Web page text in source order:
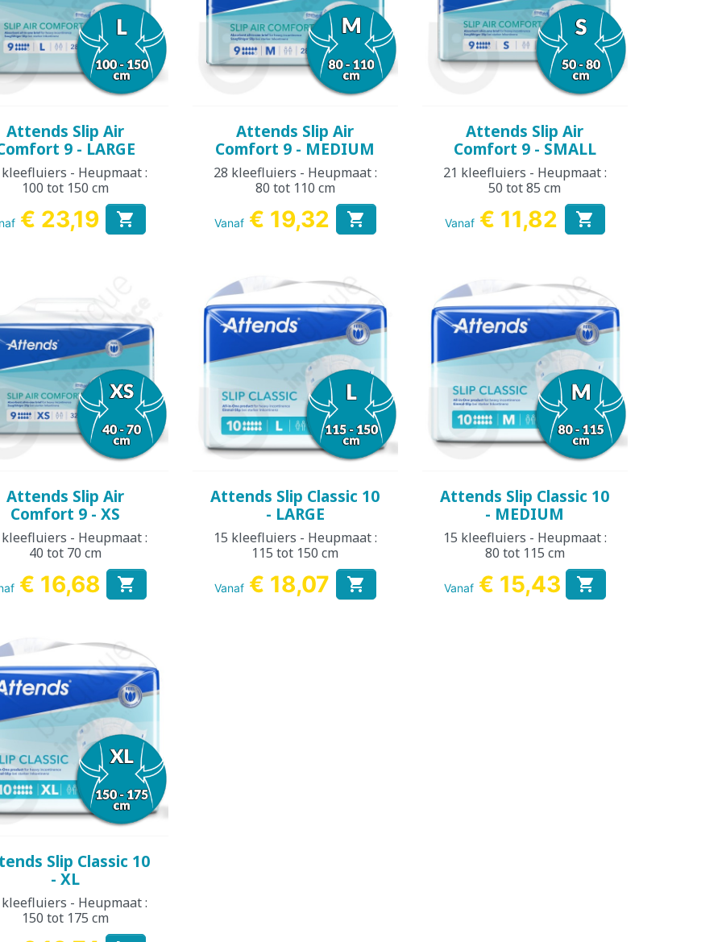
Snel bekijken
Attends Slip Air
9 - LARGE
- Heupmaat :
100 tot 150 cm
€ 23,19 
Snel bekijken
Attends Slip Air
Comfort 9 - MEDIUM
28 kleefluiers - Heupmaat :
80 tot 110 cm
Vanaf € 19,32 
Snel bekijken
Attends Slip Air
Comfort 9 - SMALL
21 kleefluiers - Heupmaat :
50 tot 85 cm
Vanaf € 11,82 
Snel bekijken
Attends Slip Air
Comfort 9 - XS
- Heupmaat :
40 tot 70 cm
€ 16,68 
Snel bekijken
Attends Slip Classic 10
- LARGE
15 kleefluiers - Heupmaat :
115 tot 150 cm
Vanaf € 18,07 
Snel bekijken
Attends Slip Classic 10
- MEDIUM
15 kleefluiers - Heupmaat :
80 tot 115 cm
Vanaf € 15,43 
Snel bekijken
Slip Classic 10
- XL
- Heupmaat :
150 tot 175 cm